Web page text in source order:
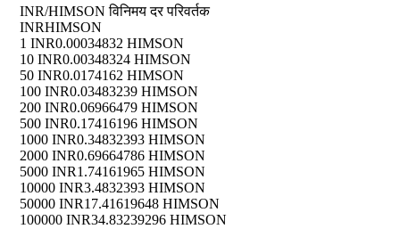
INR/HIMSON विनिमय दर परिवर्तक
INRHIMSON
1 INR0.00034832 HIMSON
10 INR0.00348324 HIMSON
50 INR0.0174162 HIMSON
100 INR0.03483239 HIMSON
200 INR0.06966479 HIMSON
500 INR0.17416196 HIMSON
1000 INR0.34832393 HIMSON
2000 INR0.69664786 HIMSON
5000 INR1.74161965 HIMSON
10000 INR3.4832393 HIMSON
50000 INR17.41619648 HIMSON
100000 INR34.83239296 HIMSON